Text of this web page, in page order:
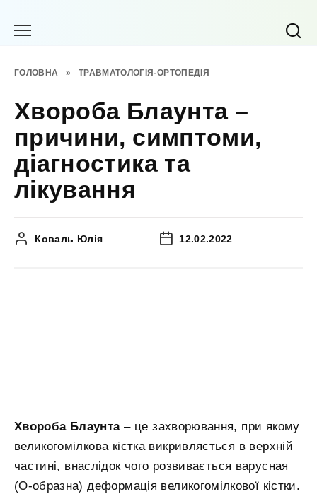
ГОЛОВНА » ТРАВМАТОЛОГІЯ-ОРТОПЕДІЯ
Хвороба Блаунта –
причини, симптоми,
діагностика та
лікування
Коваль Юлія 12.02.2022
Хвороба Блаунта– це захворювання, при якому
великогомілкова кістка викривляється в верхній
частині, внаслідок чого розвивається варусная
(О-образна) деформація великогомілкової кістки.